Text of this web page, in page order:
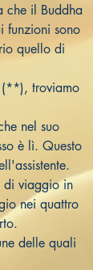
il Buddha
funzioni sono
quello di
(**), troviamo
nel suo
è lì. Questo
di viaggio in
nei quattro
delle quali